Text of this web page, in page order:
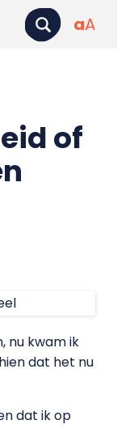
aA
of
nu kwam ik
dat het nu
dat ik op